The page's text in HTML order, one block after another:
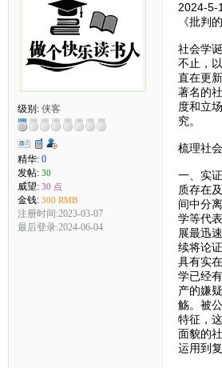
级别: 侠客
精华: 0
发帖: 30
威望: 30 点
金钱: 300 RMB
注册时间:2023-03-07
最后登录:2024-06-04
2024-5-
《批判
社会学
不止，
直在更
著名的
度和立
究。
梳理社
一、实
质存在
间中分
学等代
展最迅
续将论
具有实
学已经
产的嫌
觞。被
特征，
面貌的
运用到